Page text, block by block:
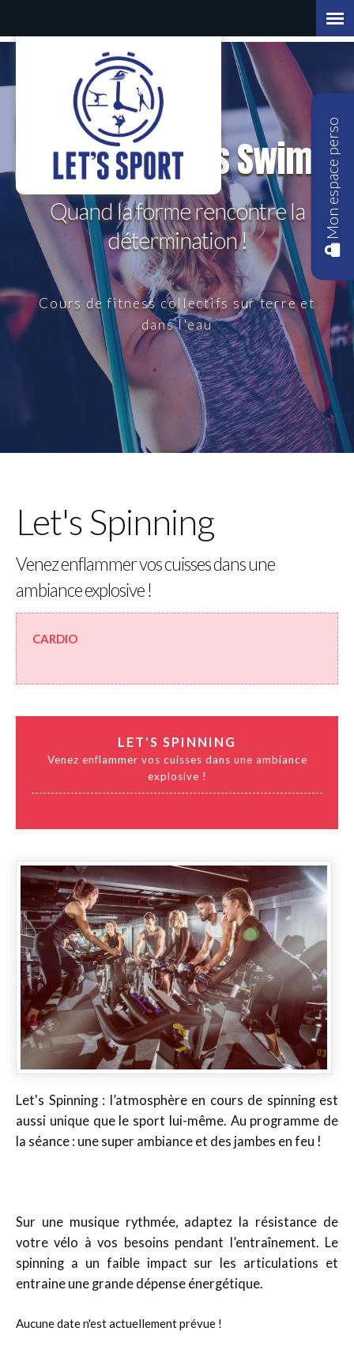
Let's Fit | Let's Swim
Quand la forme rencontre la
détermination !
Cours de fitness collectifs sur terre et
dans l'eau
Let's Spinning
Venez enflammer vos cuisses dans une
ambiance explosive !
CARDIO
LET'S SPINNING
Venez enflammer vos cuisses dans une ambiance
explosive !
Let's Spinning : l’atmosphère en cours de spinning est
aussi unique que le sport lui-même. Au programme de
la séance : une super ambiance et des jambes en feu !
Sur une musique rythmée, adaptez la résistance de
votre vélo à vos besoins pendant l’entraînement. Le
spinning a un faible impact sur les articulations et
entraine une grande dépense énergétique.
Aucune date n'est actuellement prévue !
Mon espace perso